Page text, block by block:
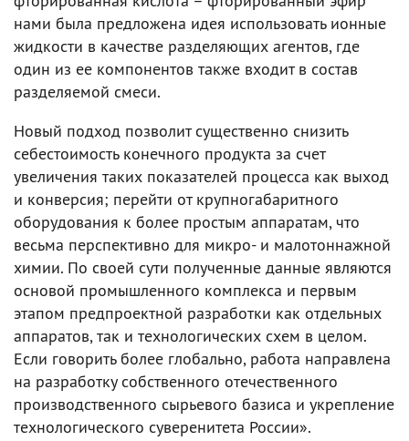
нами была предложена идея использовать ионные
жидкости в качестве разделяющих агентов, где
один из ее компонентов также входит в состав
разделяемой смеси.
Новый подход позволит существенно снизить
себестоимость конечного продукта за счет
увеличения таких показателей процесса как выход
и конверсия; перейти от крупногабаритного
оборудования к более простым аппаратам, что
весьма перспективно для микро- и малотоннажной
химии. По своей сути полученные данные являются
основой промышленного комплекса и первым
этапом предпроектной разработки как отдельных
аппаратов, так и технологических схем в целом.
Если говорить более глобально, работа направлена
на разработку собственного отечественного
производственного сырьевого базиса и укрепление
технологического суверенитета России».